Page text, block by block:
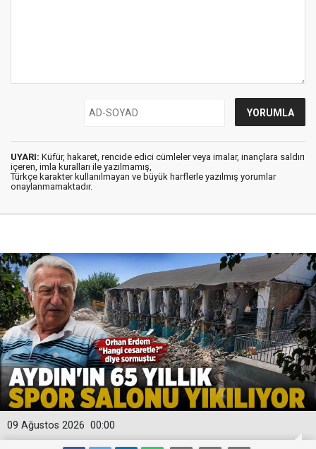
UYARI: Küfür, hakaret, rencide edici cümleler veya imalar, inançlara saldırı
içeren, imla kuralları ile yazılmamış,
Türkçe karakter kullanılmayan ve büyük harflerle yazılmış yorumlar
onaylanmamaktadır.
00:00
09 Ağustos 2026